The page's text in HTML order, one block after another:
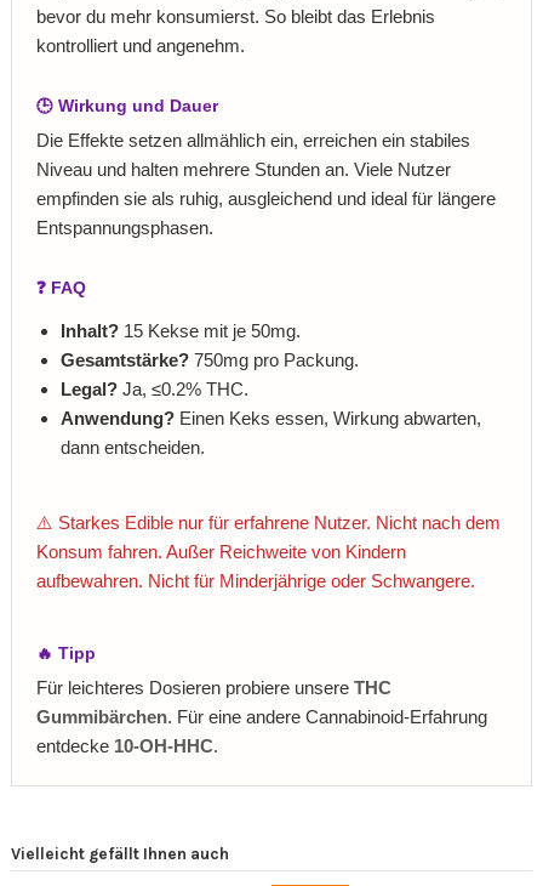
bevor du mehr konsumierst. So bleibt das Erlebnis
kontrolliert und angenehm.
🕒 Wirkung und Dauer
Die Effekte setzen allmählich ein, erreichen ein stabiles
Niveau und halten mehrere Stunden an. Viele Nutzer
empfinden sie als ruhig, ausgleichend und ideal für längere
Entspannungsphasen.
❓ FAQ
Inhalt? 15 Kekse mit je 50mg.
Gesamtstärke? 750mg pro Packung.
Legal? Ja, ≤0.2% THC.
Anwendung? Einen Keks essen, Wirkung abwarten,
dann entscheiden.
⚠️ Starkes Edible nur für erfahrene Nutzer. Nicht nach dem
Konsum fahren. Außer Reichweite von Kindern
aufbewahren. Nicht für Minderjährige oder Schwangere.
🔥 Tipp
Für leichteres Dosieren probiere unsere THC
Gummibärchen. Für eine andere Cannabinoid‑Erfahrung
entdecke 10‑OH‑HHC.
Vielleicht gefällt Ihnen auch